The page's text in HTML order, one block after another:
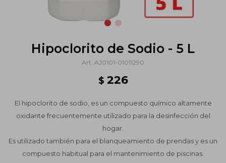
Hipoclorito de Sodio - 5 L
AJ0101-01011290
$ 226
El hipoclorito de sodio, es un compuesto químico altamente
oxidante frecuentemente utilizado para la desinfección del
hogar.
Es utilizado también para el blanqueamiento de prendas y es un
compuesto habitual para el mantenimiento de piscinas.